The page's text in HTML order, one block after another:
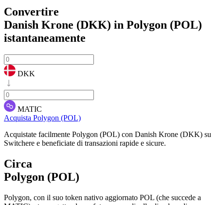
Convertire
Danish Krone (DKK) in Polygon (POL)
istantaneamente
DKK
MATIC
Acquista Polygon (POL)
Acquistate facilmente Polygon (POL) con Danish Krone (DKK) su
Switchere e beneficiate di transazioni rapide e sicure.
Circa
Polygon (POL)
Polygon, con il suo token nativo aggiornato POL (che succede a